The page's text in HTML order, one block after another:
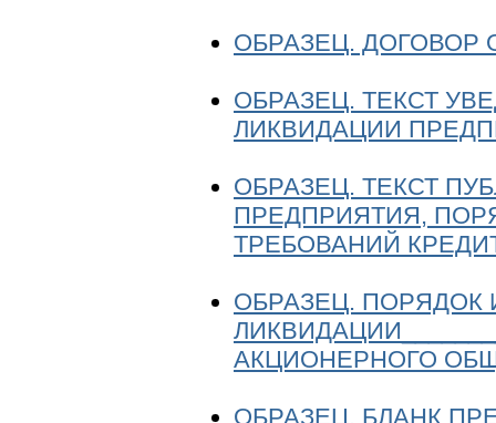
ОБРАЗЕЦ. ДОГОВОР
ОБРАЗЕЦ. ТЕКСТ
ЛИКВИДАЦИИ
ОБРАЗЕЦ. ТЕКСТ
ПРЕДПРИЯТИЯ,
ТРЕБОВАНИЙ
ОБРАЗЕЦ. ПОРЯДОК
АКЦИОНЕРНОГО
ОБРАЗЕЦ. БЛАНК